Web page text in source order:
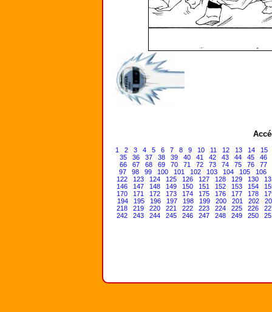
1 2 3 4 5 6 7 8 9 10 11 12 13 14
15
35
36 37 38 39 40 41 42 43 44 45
46
66
67 68 69 70 71 72 73 74 75 76
77
97
98 99 100 101 102 103 104 105
106
122
123 124 125 126 127 128 129 130
146
147 148 149 150 151 152 153 154
170
171 172 173 174 175 176 177 178
194
195 196 197 198 199 200 201 202
218
219 220 221 222 223 224 225 226
242
243 244 245 246 247 248 249 250